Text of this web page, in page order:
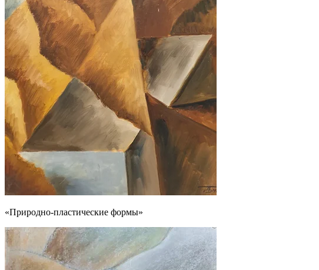
«Природно-пластические формы»